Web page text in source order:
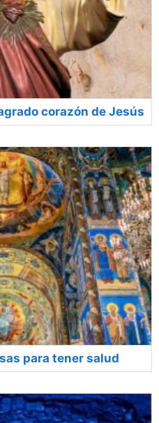
corazón de Jesús
para tener salud